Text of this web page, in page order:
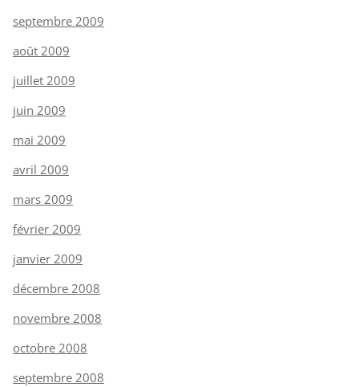
septembre 2009
août 2009
juillet 2009
juin 2009
mai 2009
avril 2009
mars 2009
février 2009
janvier 2009
décembre 2008
novembre 2008
octobre 2008
septembre 2008